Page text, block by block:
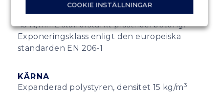
BETONGSTYRKA
45 N/mm2 stålförstärkt plastfiberbetong.
Exponeringsklass enligt den europeiska
standarden EN 206-1
KÄRNA
Expanderad polystyren, densitet 15 kg/m3
COOKIE INSTÄLLNINGAR